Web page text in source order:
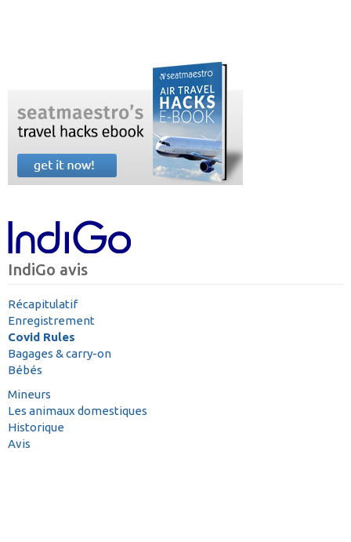
IndiGo avis
Récapitulatif
Enregistrement
Covid Rules
Bagages & carry-on
Bébés
Mineurs
Les animaux domestiques
Historique
Avis